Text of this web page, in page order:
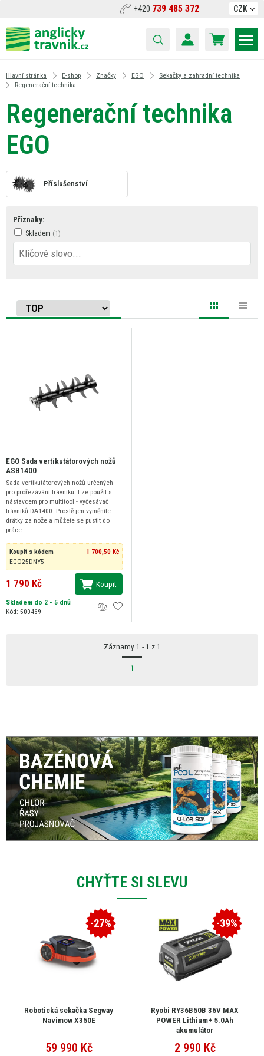
+420 739 485 372 CZK
Hlavní stránka E-shop Značky EGO
Sekačky a zahradní technika
Regenerační technika
Regenerační technika
EGO
Příslušenství
Příznaky:
Skladem
EGO Sada vertikutátorových nožů
ASB1400
Sada vertikutátorových nožů určených
pro prořezávání trávníku. Lze použít s
nástavcem pro multitool - vyčesávač
trávníků DA1400. Prostě jen vyměníte
drátky za nože a můžete se pustit do
práce.
Koupit s kódem
EGO25DNY5
1 700,50 Kč
1 790 Kč Koupit
Skladem do 2 - 5 dnů
Kód: 500469
Záznamy 1 - 1 z 1
1
CHYŤTE SI SLEVU
-27%
Robotická sekačka Segway
Navimow X350E
59 990 Kč
-39%
Ryobi RY36B50B 36V MAX
POWER Lithium+ 5.0Ah
akumulátor
2 990 Kč